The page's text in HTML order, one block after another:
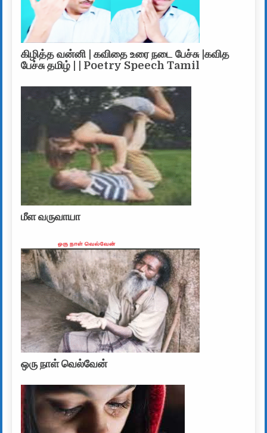
கிழித்த வன்னி | கவிதை உரை நடை பேச்சு |கவித
பேச்சு தமிழ் | | Poetry Speech Tamil
மீள வருவாயா
ஒரு நாள் வெல்வேன்